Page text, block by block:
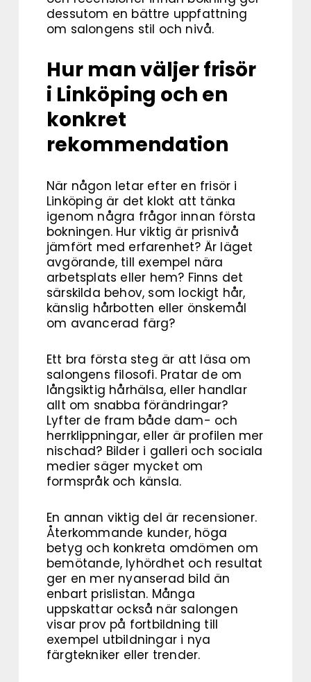
dessutom en bättre uppfattning
om salongens stil och nivå.
Hur man väljer frisör
i Linköping och en
konkret
rekommendation
När någon letar efter en frisör i
Linköping är det klokt att tänka
igenom några frågor innan första
bokningen. Hur viktig är prisnivå
jämfört med erfarenhet? Är läget
avgörande, till exempel nära
arbetsplats eller hem? Finns det
särskilda behov, som lockigt hår,
känslig hårbotten eller önskemål
om avancerad färg?
Ett bra första steg är att läsa om
salongens filosofi. Pratar de om
långsiktig hårhälsa, eller handlar
allt om snabba förändringar?
Lyfter de fram både dam- och
herrklippningar, eller är profilen mer
nischad? Bilder i galleri och sociala
medier säger mycket om
formspråk och känsla.
En annan viktig del är recensioner.
Återkommande kunder, höga
betyg och konkreta omdömen om
bemötande, lyhördhet och resultat
ger en mer nyanserad bild än
enbart prislistan. Många
uppskattar också när salongen
visar prov på fortbildning till
exempel utbildningar i nya
färgtekniker eller trender.